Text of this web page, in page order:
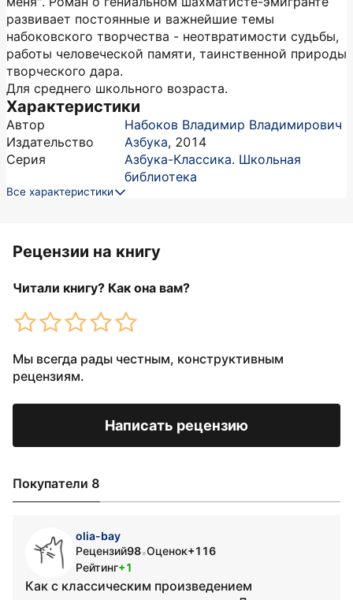
развивает постоянные и важнейшие темы
набоковского творчества - неотвратимости судьбы,
работы человеческой памяти, таинственной природы
творческого дара.
Для среднего школьного возраста.
Характеристики
Автор
Набоков Владимир Владимирович
Издательство
Азбука, 2014
Серия
Азбука-Классика. Школьная
библиотека
Все характеристики
Рецензии на книгу
Читали книгу? Как она вам?
Мы всегда рады честным, конструктивным
рецензиям.
Написать рецензию
Покупатели 8
olia-bay
Рецензий98•Оценок+116
Рейтинг+1
Как с классическим произведением